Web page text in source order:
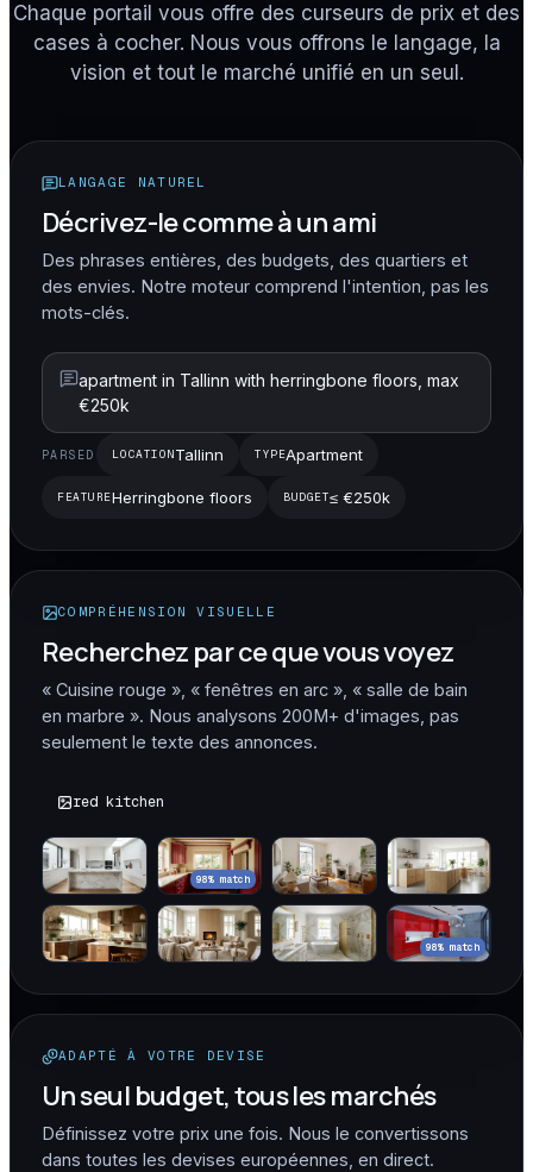
Chaque portail vous offre des curseurs de prix et des
cases à cocher. Nous vous offrons le langage, la
vision et tout le marché unifié en un seul.
LANGAGE NATUREL
Décrivez-le comme à un ami
Des phrases entières, des budgets, des quartiers et
des envies. Notre moteur comprend l'intention, pas les
mots-clés.
apartment in Tallinn with herringbone floors, max
€250k
PARSED LOCATIONTallinn TYPEApartment
FEATUREHerringbone floors BUDGET≤ €250k
COMPRÉHENSION VISUELLE
Recherchez par ce que vous voyez
« Cuisine rouge », « fenêtres en arc », « salle de bain
en marbre ». Nous analysons 200M+ d'images, pas
seulement le texte des annonces.
red kitchen
ADAPTÉ À VOTRE DEVISE
Un seul budget, tous les marchés
Définissez votre prix une fois. Nous le convertissons
dans toutes les devises européennes, en direct.